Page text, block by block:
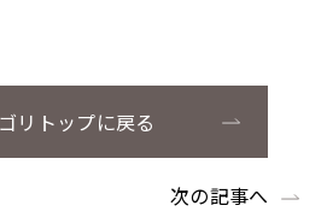
リトップに戻る
次の記事へ